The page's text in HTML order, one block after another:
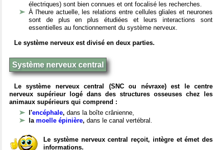
électriques) sont bien connues et ont focalisé les recherches.
À l'heure actuelle, les relations entre cellules gliales et neurones
sont de plus en plus étudiées et leurs interactions sont
essentielles au fonctionnement du système nerveux.
Le système nerveux est divisé en deux parties.
Système nerveux central
Le système nerveux central (SNC ou névraxe) est le centre
nerveux supérieur logé dans des structures osseuses chez les
animaux supérieurs qui comprend :
l'encéphale, dans la boîte crânienne,
la moelle épinière, dans le canal vertébral.
Le système nerveux central reçoit, intègre et émet des
informations.